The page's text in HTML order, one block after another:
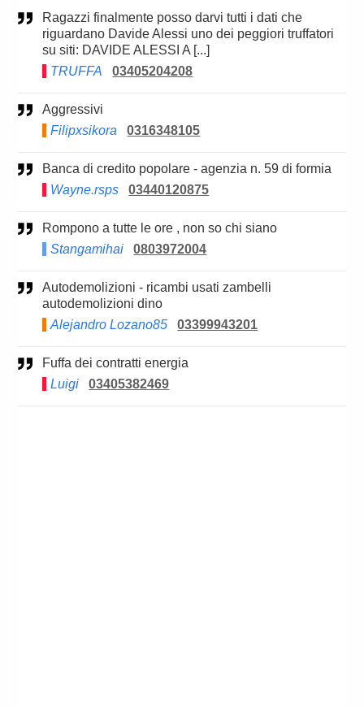
Ragazzi finalmente posso darvi tutti i dati che
riguardano Davide Alessi uno dei peggiori truffatori
su siti: DAVIDE ALESSI A [...]
TRUFFA
03405204208
Aggressivi
Filipxsikora
0316348105
Banca di credito popolare - agenzia n. 59 di formia
Wayne.rsps
03440120875
Rompono a tutte le ore , non so chi siano
Stangamihai
0803972004
Autodemolizioni - ricambi usati zambelli
autodemolizioni dino
Alejandro Lozano85
03399943201
Fuffa dei contratti energia
Luigi
03405382469